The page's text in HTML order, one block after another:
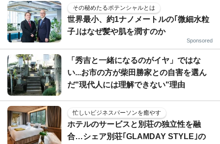
その秘めたるポテンシャルとは
世界最小、約1ナノメートルの｢微細水粒
子｣はなぜ髪や肌を潤すのか
Sponsored
「秀吉と一緒になるのがイヤ」ではな
い...お市の方が柴田勝家との自害を選ん
だ"現代人には理解できない"理由
忙しいビジネスパーソンを癒やす
ホテルのサービスと別荘の独立性を融
合…シェア別荘｢GLAMDAY STYLE｣の